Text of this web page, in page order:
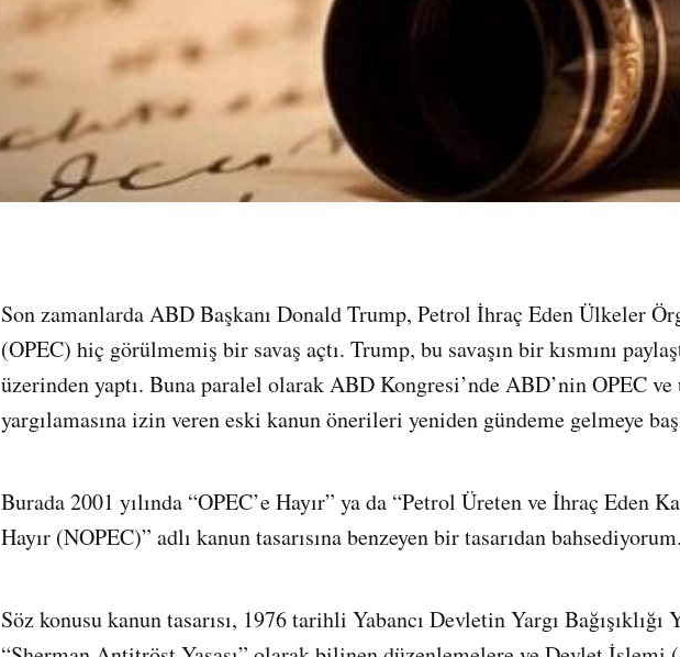
Son zamanlarda ABD Başkanı Donald Trump, Petrol İhraç Eden Ülkeler
(OPEC) hiç görülmemiş bir savaş açtı. Trump, bu savaşın bir kısmını
üzerinden yaptı. Buna paralel olarak ABD Kongresi’nde ABD’nin OPEC
yargılamasına izin veren eski kanun önerileri yeniden gündeme gelmeye
Burada 2001 yılında “OPEC’e Hayır” ya da “Petrol Üreten ve İhraç Eden
Hayır (NOPEC)” adlı kanun tasarısına benzeyen bir tasarıdan bahsediyorum.
Söz konusu kanun tasarısı, 1976 tarihli Yabancı Devletin Yargı Bağışıklığı